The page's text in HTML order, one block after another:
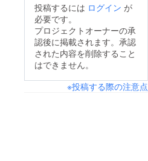
投稿するには ログイン が
必要です。
プロジェクトオーナーの承
認後に掲載されます。承認
された内容を削除すること
はできません。
※投稿する際の注意点